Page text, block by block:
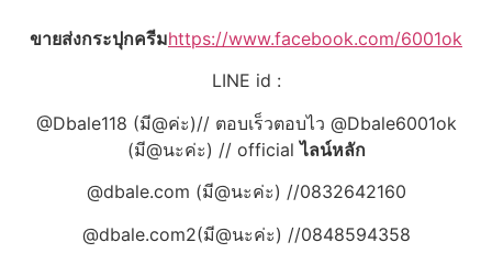
ขายส่งกระปุกครีมhttps://www.facebook.com/6001ok
LINE id :
@Dbale118 (มี@ค่ะ)// ตอบเร็วตอบไว @Dbale6001ok
(มี@นะค่ะ) // officialไลน์หลัก
@dbale.com (มี@นะค่ะ) //0832642160
@dbale.com2(มี@นะค่ะ) //0848594358